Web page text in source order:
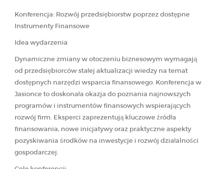
Konferencja: Rozwój przedsiębiorstw poprzez dostępne
Instrumenty Finansowe
Idea wydarzenia
Dynamiczne zmiany w otoczeniu biznesowym wymagają
od przedsiębiorców stałej aktualizacji wiedzy na temat
dostępnych narzędzi wsparcia finansowego. Konferencja w
Jasionce to doskonała okazja do poznania najnowszych
programów i instrumentów finansowych wspierających
rozwój firm. Eksperci zaprezentują kluczowe źródła
finansowania, nowe inicjatywy oraz praktyczne aspekty
pozyskiwania środków na inwestycje i rozwój działalności
gospodarczej.